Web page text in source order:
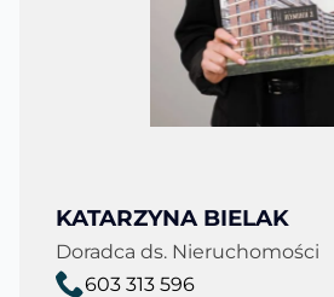
KATARZYNA BIELAK
Doradca ds. Nieruchomości
603 313 596